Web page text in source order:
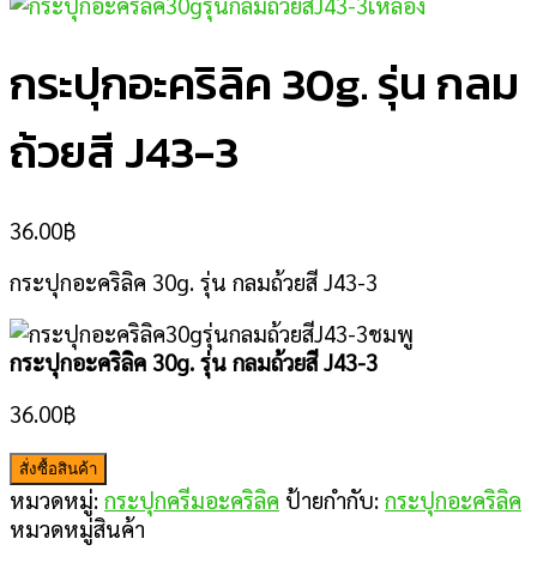
กระปุกอะคริลิค 30g. รุ่น กลม
ถ้วยสี J43-3
36.00฿
กระปุกอะคริลิค 30g. รุ่น กลมถ้วยสี J43-3
กระปุกอะคริลิค 30g. รุ่น กลมถ้วยสี J43-3
36.00฿
สั่งซื้อสินค้า
หมวดหมู่: กระปุกครีมอะคริลิค ป้ายกำกับ: กระปุกอะคริลิค
หมวดหมู่สินค้า